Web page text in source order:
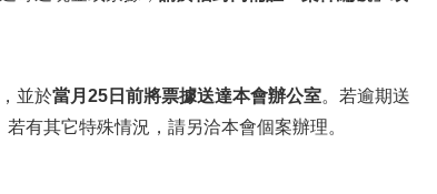
，並於當月25日前將票據送達本會辦公室。若逾期送
有其它特殊情況，請另洽本會個案辦理。